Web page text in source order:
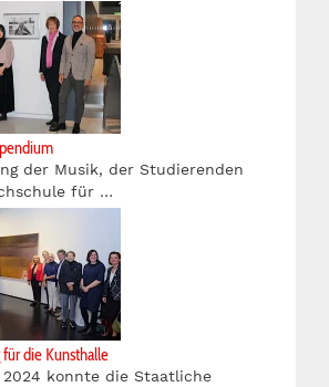
der Musik, der Studierenden
für …
die Kunsthalle
2024 konnte die Staatliche